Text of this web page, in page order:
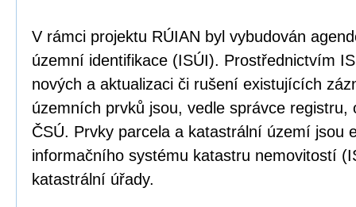
V rámci projektu RÚIAN byl vybudován
územní identifikace (ISÚI). Prostřednictvím
nových a aktualizaci či rušení existujících
územních prvků jsou, vedle správce registru,
ČSÚ. Prvky parcela a katastrální území jsou
informačního systému katastru nemovitostí
katastrální úřady.